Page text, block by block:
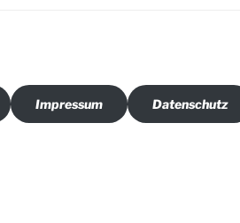
Impressum Datenschutz